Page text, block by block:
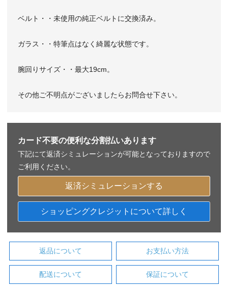
ベルト・・未使用の純正ベルトに交換済み。
ガラス・・特筆点はなく綺麗な状態です。
腕回りサイズ・・最大19cm。
その他ご不明点がございましたらお問合せ下さい。
カード不要の便利な分割払いあります
下記にて返済シミュレーションが可能となっておりますので
ご利用ください。
返済シミュレーションする
ショッピングクレジットについて詳しく
返品について お支払い方法
配送について 保証について